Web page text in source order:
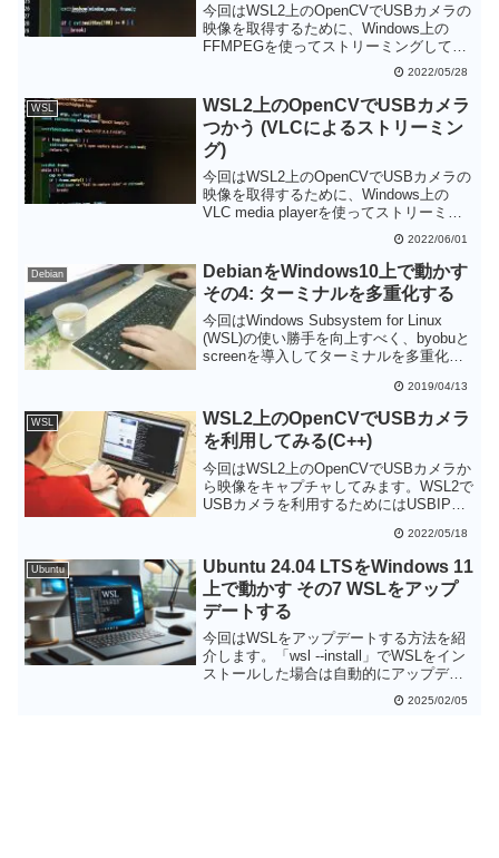
今回はWSL2上のOpenCVでUSBカメラの
映像を取得するために、Windows上の
FFMPEGを使ってストリーミングしてみ
ます。事前にストリーミングを開始する
手間が必要ですが、USBIPD-WINを使っ
てWSL2にUSBデバイスを見せるより
も、高解像度の映像を取得できるのがメ
リットです。ただし、映像の遅延はスト
リーミングの方が大きくなるので、使い
分けると良さそうです。
2022/05/28
WSL
WSL2上のOpenCVでUSBカメラ
つかう (VLCによるストリーミン
グ)
今回はWSL2上のOpenCVでUSBカメラの
映像を取得するために、Windows上の
VLC media playerを使ってストリーミン
グしてみます。VLC media playerを利用
することで、GUIでストリーミングの設
定をすることができるのでFFMPEGより
も簡単かもしれません。遅延が大きいな
どの制限はありますが、WSL2上の
OpenCVでUSBカメラの映像を取得した
い方は、ストリーミングを試してみてく
ださい。
2022/06/01
Debian
DebianをWindows10上で動かす
その4: ターミナルを多重化する
今回はWindows Subsystem for Linux
(WSL)の使い勝手を向上すべく、byobuと
screenを導入してターミナルを多重化し
べ、若干追加の設定が必要ですが、使い
勝手は本物のLinuxとほぼ同様です。若干
動作が遅いのが気になる点かもしれませ
ん。
2019/04/13
WSL
WSL2上のOpenCVでUSBカメラ
を利用してみる(C++)
今回はWSL2上のOpenCVでUSBカメラか
ら映像をキャプチャしてみます。WSL2で
USBカメラを利用するためにはUSBIPD-
のせいかUSBの通信速度がかなり遅くな
っています。このためUSBカメラから映
像を取得する際には解像度を下げ、フォ
ーマットをMotionJPEGとする必要があり
ました。
2022/05/18
Ubuntu
Ubuntu 24.04 LTSをWindows 11
上で動かす その7 WSLをアップ
デートする
今回はWSLをアップデートする方法を紹
介します。「wsl --install」でWSLをイン
ストールした場合は自動的にアップデー
トされるため、手動でアップデートする
必要はありません。新機能を試したい場
2025/02/05